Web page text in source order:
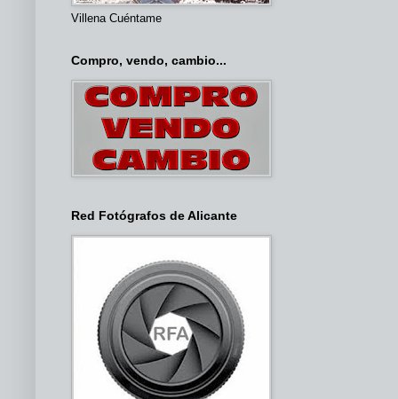
Villena Cuéntame
Compro, vendo, cambio...
Red Fotógrafos de Alicante